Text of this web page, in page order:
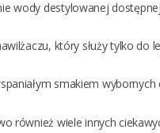
wody destylowanej
który służy tylko
smakiem wybornych
również wiele innych